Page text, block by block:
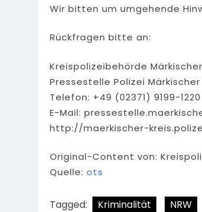
Wir bitten um umgehende
Rückfragen bitte an:
Kreispolizeibehörde
Pressestelle Polizei Märkischer
Telefon: +49 (02371) 9199-
E-Mail:
http://maerkischer-
Original-Content von:
Quelle: ots
Tagged: Kriminalität NRW